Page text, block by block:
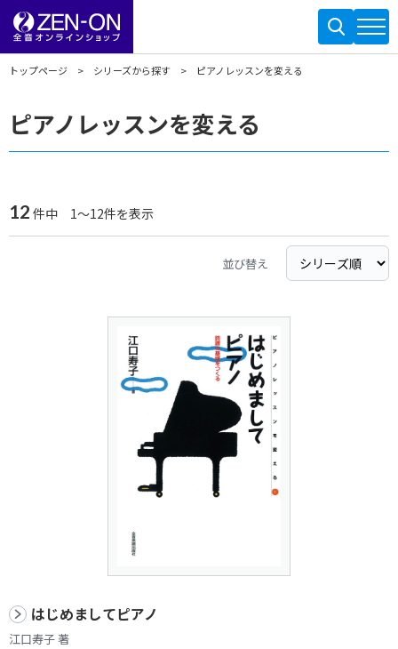
トップページ シリーズから探す ピアノレッスンを変える
ピアノレッスンを変える
12 件中 1～12件を表示
並び替え
はじめましてピアノ
江口寿子 著